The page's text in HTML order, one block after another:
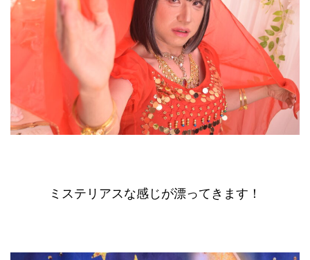
ミステリアスな感じが漂ってきます！